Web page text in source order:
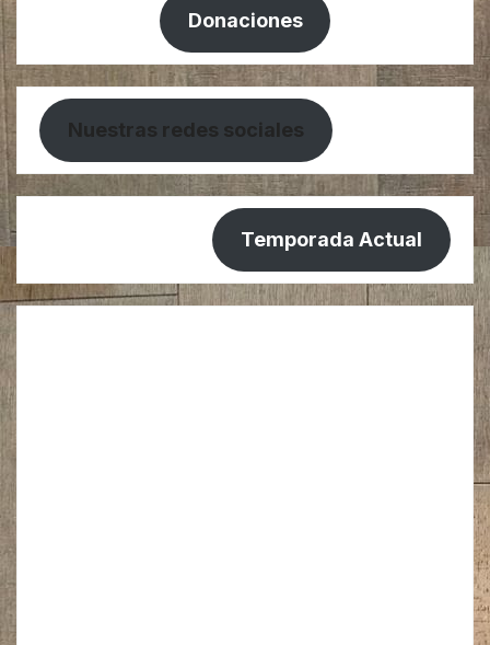
Donaciones
Nuestras redes sociales
Temporada Actual